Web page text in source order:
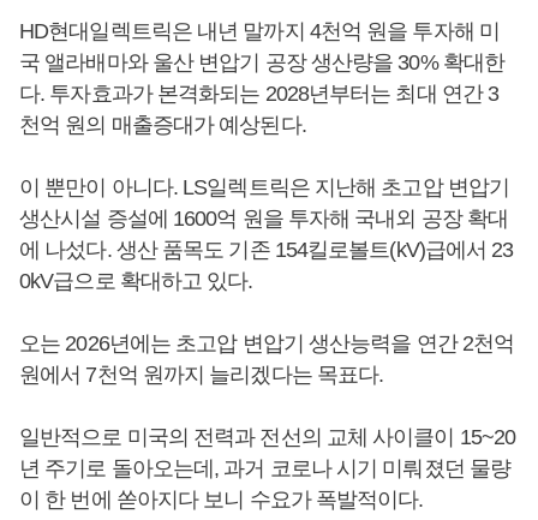
HD현대일렉트릭은 내년 말까지 4천억 원을 투자해 미
국 앨라배마와 울산 변압기 공장 생산량을 30% 확대한
다. 투자효과가 본격화되는 2028년부터는 최대 연간 3
천억 원의 매출증대가 예상된다.
이 뿐만이 아니다. LS일렉트릭은 지난해 초고압 변압기
생산시설 증설에 1600억 원을 투자해 국내외 공장 확대
에 나섰다. 생산 품목도 기존 154킬로볼트(kV)급에서 23
0kV급으로 확대하고 있다.
오는 2026년에는 초고압 변압기 생산능력을 연간 2천억
원에서 7천억 원까지 늘리겠다는 목표다.
일반적으로 미국의 전력과 전선의 교체 사이클이 15~20
년 주기로 돌아오는데, 과거 코로나 시기 미뤄졌던 물량
이 한 번에 쏟아지다 보니 수요가 폭발적이다.